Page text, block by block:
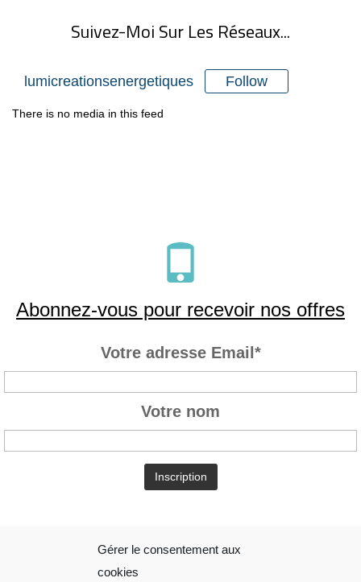
Gérer le consentement aux
cookies
Suivez-Moi Sur Les Réseaux...
lumicreationsenergetiques Follow
There is no media in this feed
Abonnez-vous pour recevoir nos offres
Votre adresse Email*
Votre nom
Sophie Folliot
Mentions